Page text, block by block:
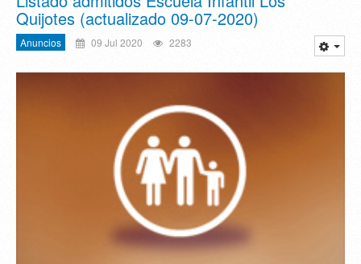
Quijotes (actualizado 09-07-2020)
Anuncios 09 Jul 2020 2283